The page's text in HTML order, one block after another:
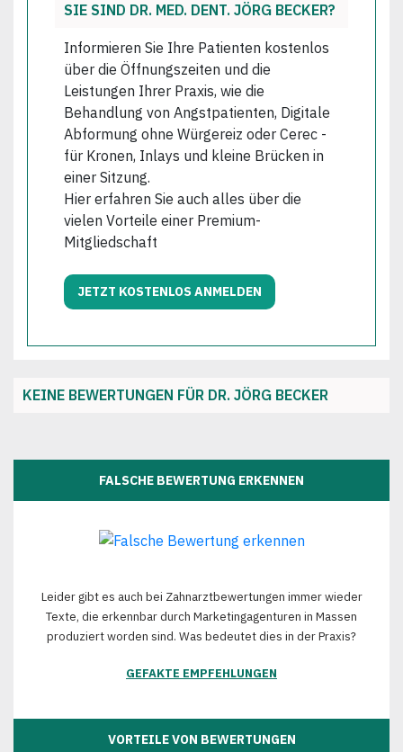
SIE SIND DR. MED. DENT. JÖRG BECKER?
Informieren Sie Ihre Patienten kostenlos
über die Öffnungszeiten und die
Leistungen Ihrer Praxis, wie die
Behandlung von Angstpatienten, Digitale
Abformung ohne Würgereiz oder Cerec -
für Kronen, Inlays und kleine Brücken in
einer Sitzung.
Hier erfahren Sie auch alles über die
vielen Vorteile einer Premium-
Mitgliedschaft
JETZT KOSTENLOS ANMELDEN
KEINE BEWERTUNGEN FÜR DR. JÖRG BECKER
FALSCHE BEWERTUNG ERKENNEN
Leider gibt es auch bei Zahnarztbewertungen immer wieder
Texte, die erkennbar durch Marketingagenturen in Massen
produziert worden sind. Was bedeutet dies in der Praxis?
GEFAKTE EMPFEHLUNGEN
VORTEILE VON BEWERTUNGEN